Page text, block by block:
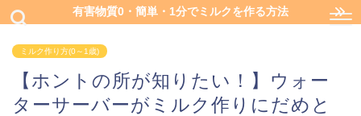
有害物質0・簡単・1分でミルクを作る方法
ミルク作り方(0～1歳)
【ホントの所が知りたい！】ウォー
ターサーバーがミルク作りにだめと